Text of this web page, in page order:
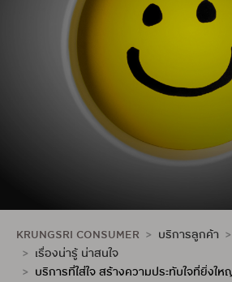
KRUNGSRI CONSUMER บริการลูกค้า
เรื่องน่ารู้ น่าสนใจ
บริการที่ใส่ใจ สร้างความประทับใจที่ยิ่งให